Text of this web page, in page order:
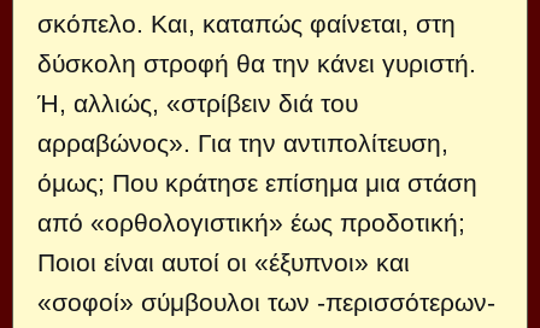
σκόπελο. Και, καταπώς φαίνεται, στη
δύσκολη στροφή θα την κάνει γυριστή.
Ή, αλλιώς, «στρίβειν διά του
αρραβώνος». Για την αντιπολίτευση,
όμως; Που κράτησε επίσημα μια στάση
από «ορθολογιστική» έως προδοτική;
Ποιοι είναι αυτοί οι «έξυπνοι» και
«σοφοί» σύμβουλοι των -περισσότερων-